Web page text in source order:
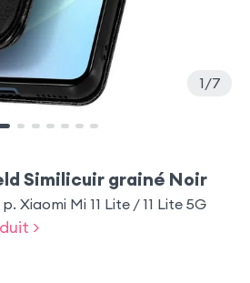
1 7
Similicuir grainé Noir
Xiaomi Mi 11 Lite / 11 Lite 5G
>